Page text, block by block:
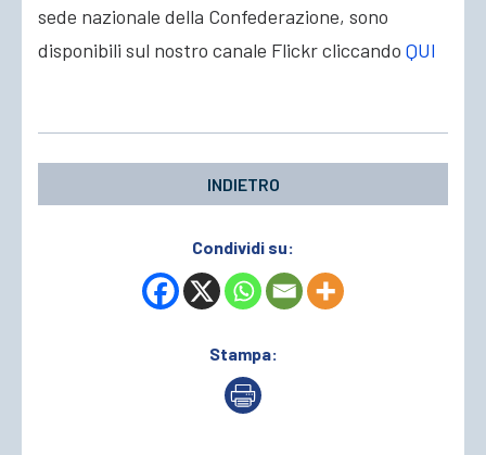
sede nazionale della Confederazione, sono
disponibili sul nostro canale Flickr cliccando QUI
INDIETRO
Condividi su:
Stampa: